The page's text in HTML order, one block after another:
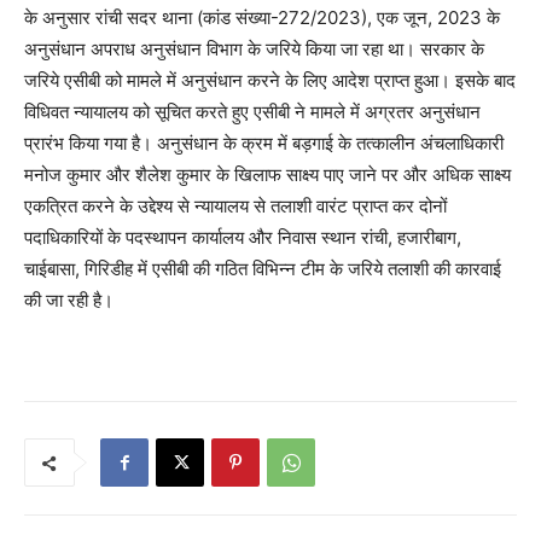
के अनुसार रांची सदर थाना (कांड संख्या-272/2023), एक जून, 2023 के
अनुसंधान अपराध अनुसंधान विभाग के जरिये किया जा रहा था। सरकार के
जरिये एसीबी को मामले में अनुसंधान करने के लिए आदेश प्राप्त हुआ। इसके बाद
विधिवत न्यायालय को सूचित करते हुए एसीबी ने मामले में अग्रतर अनुसंधान
प्रारंभ किया गया है। अनुसंधान के क्रम में बड़गाई के तत्कालीन अंचलाधिकारी
मनोज कुमार और शैलेश कुमार के खिलाफ साक्ष्य पाए जाने पर और अधिक साक्ष्य
एकत्रित करने के उद्देश्य से न्यायालय से तलाशी वारंट प्राप्त कर दोनों
पदाधिकारियों के पदस्थापन कार्यालय और निवास स्थान रांची, हजारीबाग,
चाईबासा, गिरिडीह में एसीबी की गठित विभिन्न टीम के जरिये तलाशी की कारवाई
की जा रही है।